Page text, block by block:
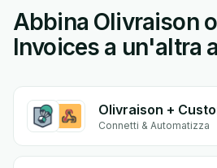
Abbina Olivraison
Invoices a un'altra
Olivraison +
Connetti & Automatizza